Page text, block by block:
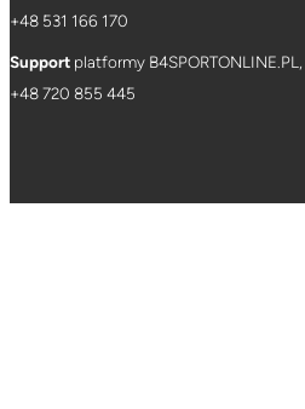
+48 531 166 170
Support platformy B4SPORTONLINE.PL,
+48 720 855 445